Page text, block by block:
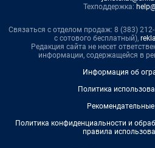
Техподдержка:
Связаться с отделом продаж: 8 (383)
с сотового бесплатный),
Редакция сайта не несет
информации, содержащейся в
Информация об
Политика
Политика конфиденциальности и
правила